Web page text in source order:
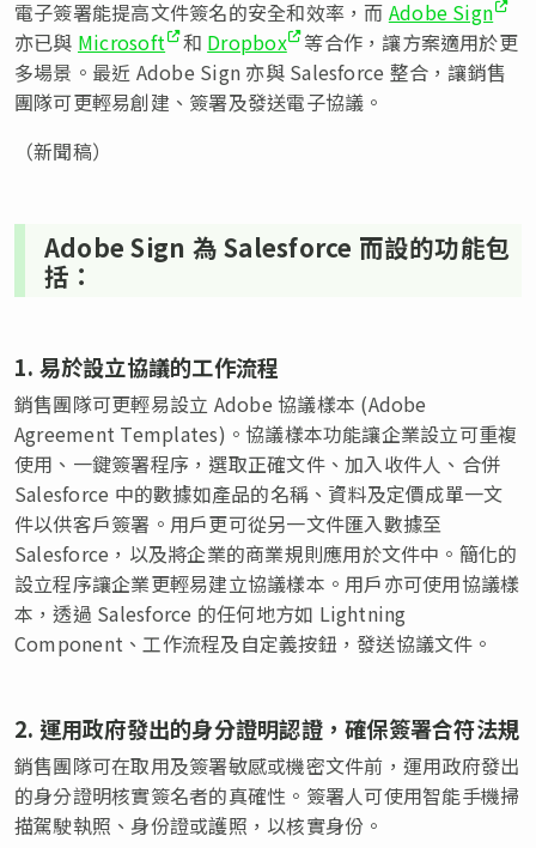
電子簽署能提高文件簽名的安全和效率，而 Adobe Sign
亦已與 Microsoft 和 Dropbox 等合作，讓方案適用於更
多場景。最近 Adobe Sign 亦與 Salesforce 整合，讓銷售
團隊可更輕易創建、簽署及發送電子協議。
（新聞稿）
Adobe Sign 為 Salesforce 而設的功能包
括：
1. 易於設立協議的工作流程
銷售團隊可更輕易設立 Adobe 協議樣本 (Adobe
Agreement Templates)。協議樣本功能讓企業設立可重複
使用、一鍵簽署程序，選取正確文件、加入收件人、合併
Salesforce 中的數據如產品的名稱、資料及定價成單一文
件以供客戶簽署。用戶更可從另一文件匯入數據至
Salesforce，以及將企業的商業規則應用於文件中。簡化的
設立程序讓企業更輕易建立協議樣本。用戶亦可使用協議樣
本，透過 Salesforce 的任何地方如 Lightning
Component、工作流程及自定義按鈕，發送協議文件。
2. 運用政府發出的身分證明認證，確保簽署合符法規
銷售團隊可在取用及簽署敏感或機密文件前，運用政府發出
的身分證明核實簽名者的真確性。簽署人可使用智能手機掃
描駕駛執照、身份證或護照，以核實身份。